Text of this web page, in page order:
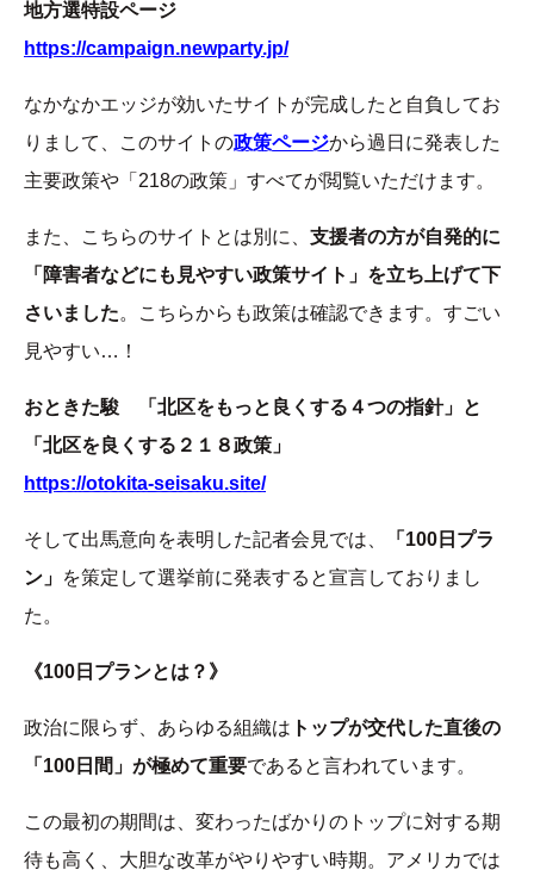
地方選特設ページ
https://campaign.newparty.jp/
なかなかエッジが効いたサイトが完成したと自負してお
りまして、このサイトの政策ページから過日に発表した
主要政策や「218の政策」すべてが閲覧いただけます。
また、こちらのサイトとは別に、 支援者の方が自発的に
「障害者などにも見やすい政策サイト」を立ち上げて下
さいました。こちらからも政策は確認できます。すごい
見やすい…！
おときた駿 「北区をもっと良くする４つの指針」と
「北区を良くする２１８政策」
https://otokita-seisaku.site/
そして出馬意向を表明した記者会見では、
「100日プラ
ン」 を策定して選挙前に発表すると宣言しておりまし
た。
《100日プランとは？》
政治に限らず、あらゆる組織は トップが交代した直後の
「100日間」が極めて重要であると言われています。
この最初の期間は、変わったばかりのトップに対する期
待も高く、大胆な改革がやりやすい時期。アメリカでは